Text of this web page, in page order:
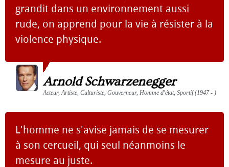
grandit dans un environnement aussi
rude, on apprend pour la vie à résister à la
violence physique.
Arnold Schwarzenegger
Acteur, Artiste, Culturiste, Gouverneur, Homme d'état, Sportif (1947 - )
L'homme ne s'avise jamais de se mesurer
à son cercueil, qui seul néanmoins le
mesure au juste.